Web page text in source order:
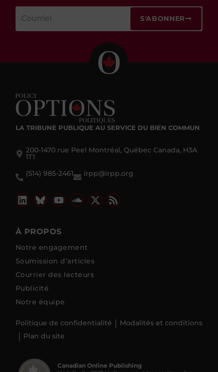
S'ABONNER
LA TRIBUNE PUBLIQUE AU SERVICE DU BIEN COMMUN
200-1470 rue Peel Montréal, Québec Canada, H3A
1T1
(514) 985-2461
irpp@irpp.org
À PROPOS
Notre engagement
Soumission d’articles
Courrier des lecteurs
Publicité
Notre équipe
Politique de confidentialité
Modalités et conditions
Plan du site
Canadian Online Publishing